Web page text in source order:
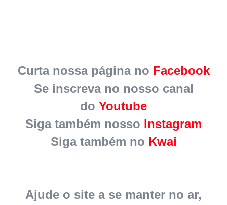
Curta nossa página no Facebook
Se inscreva no nosso canal
do Youtube
Siga também nosso Instagram
Siga também no Kwai
Ajude o site a se manter no ar,